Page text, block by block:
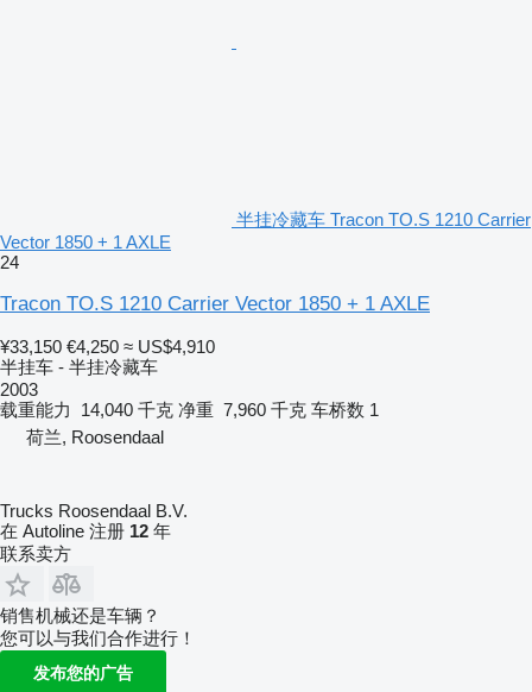
半挂冷藏车 Tracon TO.S 1210 Carrier
Vector 1850 + 1 AXLE
24
Tracon TO.S 1210 Carrier Vector 1850 + 1 AXLE
¥33,150 €4,250 ≈ US$4,910
半挂车 - 半挂冷藏车
2003
载重能力
14,040 千克 净重 7,960 千克 车桥数 1
荷兰, Roosendaal
Trucks Roosendaal B.V.
在 Autoline 注册 12 年
联系卖方
销售机械还是车辆？
您可以与我们合作进行！
发布您的广告